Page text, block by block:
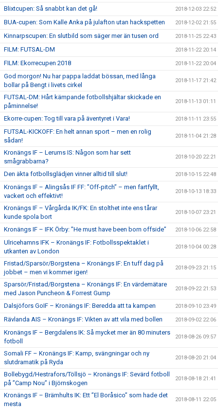
Blixtcupen: Så snabbt kan det gå! 2018-12-03 22:52
BUA-cupen: Som Kalle Anka på julafton utan hackspetten 2018-12-02 21:55
Kinnarpscupen: En slutbild som säger mer än tusen ord 2018-11-25 22:43
FILM: FUTSAL-DM 2018-11-22 20:14
FILM: Ekorrecupen 2018 2018-11-22 20:04
God morgon! Nu har pappa laddat bössan, med långa
bollar på Bengt i livets cirkel
2018-11-17 21:42
FUTSAL-DM: Hårt kämpande fotbollshjältar skickade en
påminnelse!
2018-11-13 01:11
Ekorre-cupen: Tog till vara på äventyret i Vara! 2018-11-11 23:55
FUTSAL-KICKOFF: En helt annan sport – men en rolig
sådan!
2018-11-04 21:28
Kronängs IF – Lerums IS: Någon som har sett
smågrabbarna?
2018-10-20 22:21
Den äkta fotbollsglädjen vinner alltid till slut! 2018-10-15 22:48
Kronängs IF – Alingsås IF FF: ”Off-pitch” – men fartfyllt,
vackert och effektivt!
2018-10-13 18:33
Kronängs IF – Vårgårda IK/FK: En stolthet inte ens tårar
kunde spola bort
2018-10-07 23:21
Kronängs IF – IFK Örby: ”He must have been born offside” 2018-10-06 22:58
Ulricehamns IFK – Kronängs IF: Fotbollsspektaklet i
utkanten av London
2018-10-04 00:28
Fristad/Sparsör/Borgstena – Kronängs IF: En tuff dag på
jobbet – men vi kommer igen!
2018-09-23 21:15
Sparsör/Fristad/Borgstena – Kronängs IF: En värdemätare
med Jason Puncheon & Forrest Gump
2018-09-22 21:53
Dalsjöfors GoIF – Kronängs IF: Beredda att ta kampen 2018-09-10 23:49
Rävlanda AIS – Kronängs IF: Vikten av att vila med bollen 2018-09-02 22:06
Kronängs IF – Bergdalens IK: Så mycket mer än 80 minuters
fotboll
2018-08-26 09:57
Somali FF – Kronängs IF: Kamp, svängningar och ny
slutdramatik på Ryda
2018-08-20 21:04
Bollebygd/Hestrafors/Töllsjö – Kronängs IF: Sevärd fotboll
på ”Camp Nou” i Björnskogen
2018-08-18 21:41
Kronängs IF – Brämhults IK: Ett ”El Boråsico” som hade det
mesta
2018-08-11 22:05